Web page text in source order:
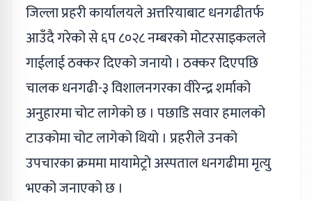
जिल्ला प्रहरी कार्यालयले अत्तरियाबाट धनगढीतर्फ
आउँदै गरेको से ६प ८०२८ नम्बरको मोटरसाइकलले
गाईलाई ठक्कर दिएको जनायो । ठक्कर दिएपछि
चालक धनगढी-३ विशालनगरका वीरेन्द्र शर्माको
अनुहारमा चोट लागेको छ । पछाडि सवार हमालको
टाउकोमा चोट लागेको थियो । प्रहरीले उनको
उपचारका क्रममा मायामेट्रो अस्पताल धनगढीमा मृत्यु
भएको जनाएको छ ।